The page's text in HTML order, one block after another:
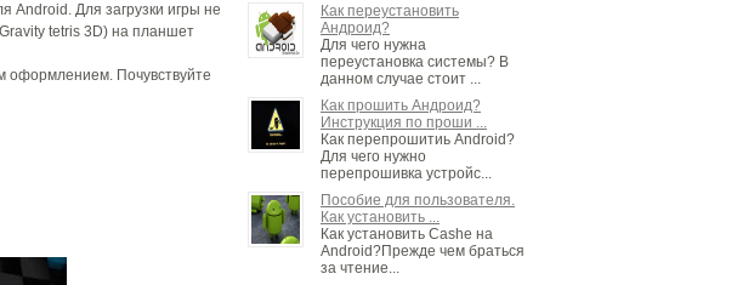
Android. Для загрузки игры не
tetris 3D) на планшет
оформлением. Почувствуйте
Как переустановить
Андроид?
Для чего нужна
переустановка системы? В
данном случае стоит ...
Как прошить Андроид?
Инструкция по проши ...
Как перепрошитиь Android?
Для чего нужно
перепрошивка устройс...
Пособие для пользователя.
Как установить ...
Как установить Cashe на
Android?Прежде чем браться
за чтение...